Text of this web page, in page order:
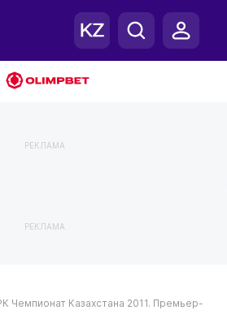
РЕКЛАМА
РЕКЛАМА
Чемпионат Казахстана 2011. Премьер-